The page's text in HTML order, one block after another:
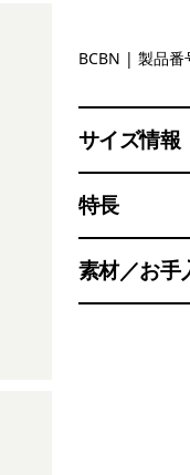
Bobcat
BCBN | 製品番
サイズ情報
特長
素材／お手